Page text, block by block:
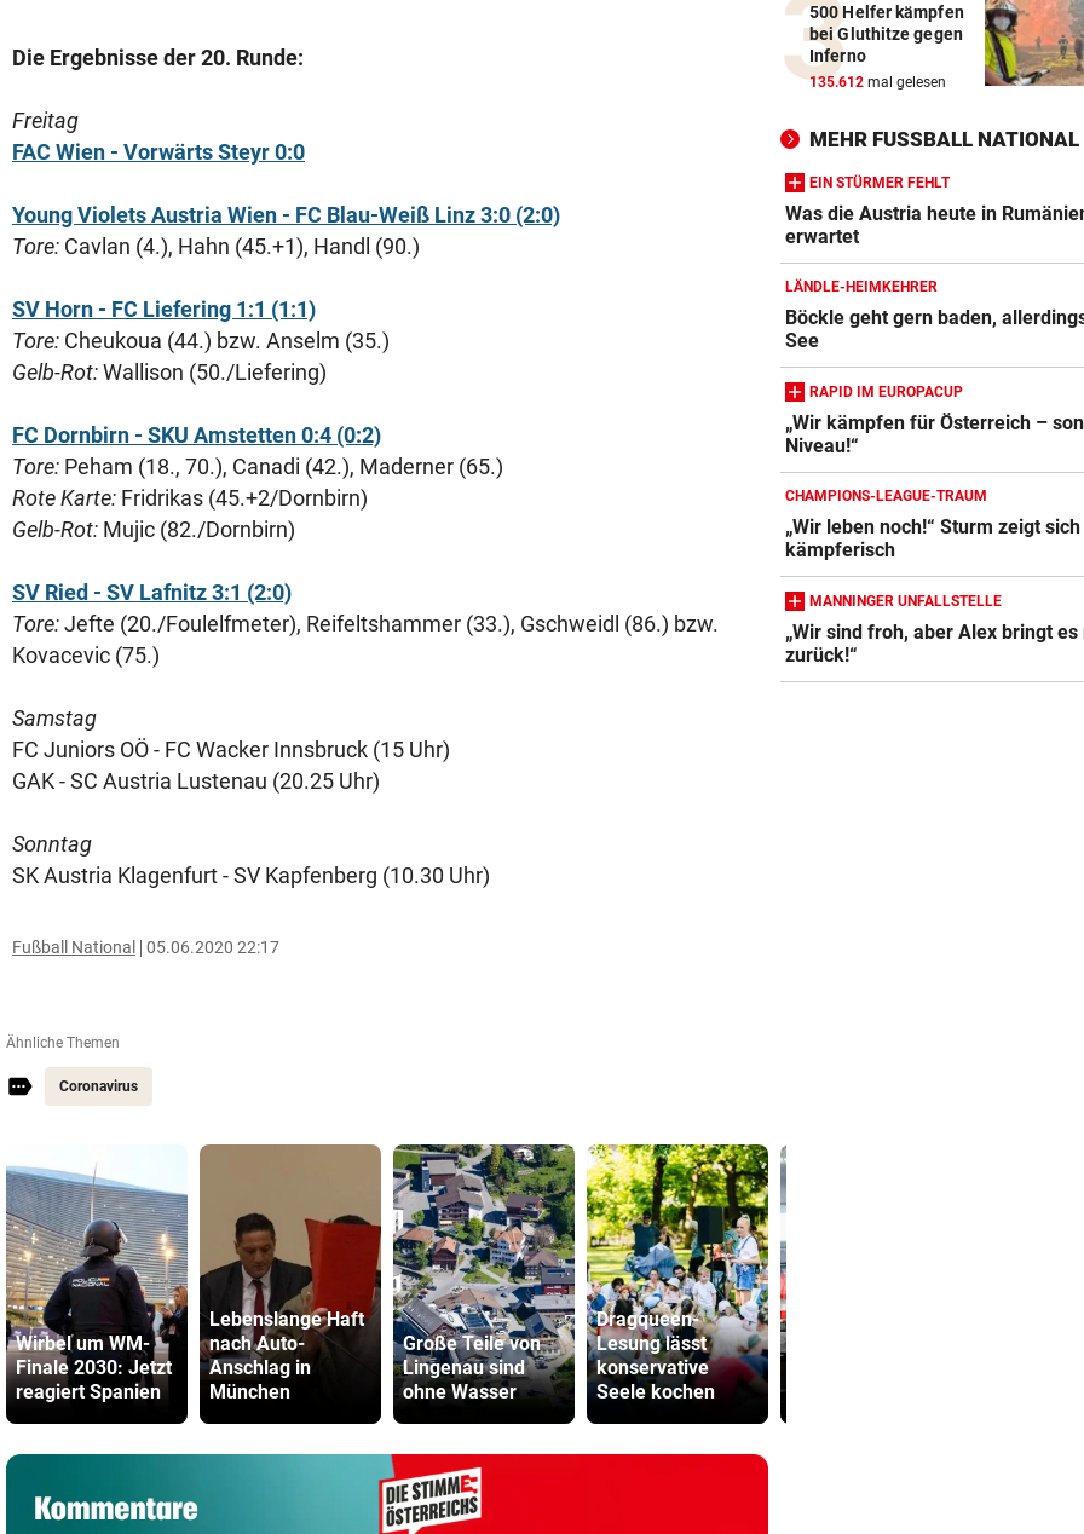
Die Ergebnisse der 20. Runde:
Freitag
FAC Wien - Vorwärts Steyr 0:0
Young Violets Austria Wien - FC Blau-Weiß Linz 3:0 (2:0)
Tore: Cavlan (4.), Hahn (45.+1), Handl (90.)
SV Horn - FC Liefering 1:1 (1:1)
Tore: Cheukoua (44.) bzw. Anselm (35.)
Gelb-Rot:Wallison (50./Liefering)
FC Dornbirn - SKU Amstetten 0:4 (0:2)
Tore: Peham (18., 70.), Canadi (42.), Maderner (65.)
Rote Karte: Fridrikas (45.+2/Dornbirn)
Gelb-Rot: Mujic (82./Dornbirn)
SV Ried - SV Lafnitz 3:1 (2:0)
Tore:Jefte (20./Foulelfmeter), Reifeltshammer (33.), Gschweidl (86.) bzw.
Kovacevic (75.)
Samstag
FC Juniors OÖ - FC Wacker Innsbruck (15 Uhr)
GAK - SC Austria Lustenau (20.25 Uhr)
Sonntag
SK Austria Klagenfurt - SV Kapfenberg (10.30 Uhr)
Fußball National 05.06.2020 22:17
Ähnliche Themen
Coronavirus
Wirbel um WM-
Finale 2030: Jetzt
reagiert Spanien
Lebenslange Haft
nach Auto-
Anschlag in
München
Große Teile von
Lingenau sind
ohne Wasser
Dragqueen-
Lesung lässt
konservative
Seele kochen
500 Helfer kämpfen
bei Gluthitze gegen
Inferno
135.612 mal gelesen
MEHR FUSSBALL NATIONAL
EIN STÜRMER FEHLT
Was die Austria heute in
erwartet
LÄNDLE-HEIMKEHRER
Böckle geht gern baden,
See
RAPID IM EUROPACUP
„Wir kämpfen für Österreich –
Niveau!“
CHAMPIONS-LEAGUE-TRAUM
„Wir leben noch!“ Sturm zeigt sich
kämpferisch
MANNINGER UNFALLSTELLE
„Wir sind froh, aber Alex bringt es
zurück!“